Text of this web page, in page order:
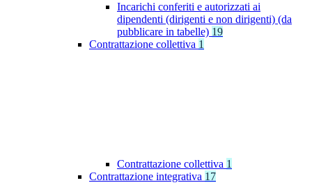
Incarichi conferiti e autorizzati ai
dipendenti (dirigenti e non dirigenti) (da
pubblicare in tabelle) 19
Contrattazione collettiva 1
Contrattazione collettiva 1
Contrattazione integrativa 17